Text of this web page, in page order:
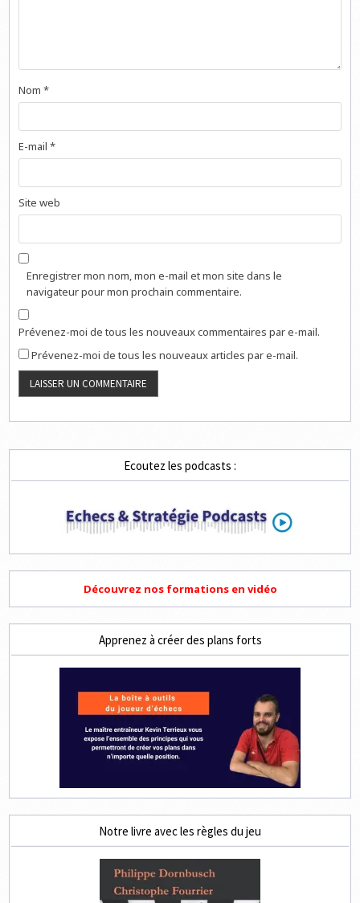
Nom*
E-mail*
Site web
Enregistrer mon nom, mon e-mail et mon site dans le
navigateur pour mon prochain commentaire.
Prévenez-moi de tous les nouveaux commentaires par e-mail.
Prévenez-moi de tous les nouveaux articles par e-mail.
Ecoutez les podcasts :
Découvrez nos formations en vidéo
Apprenez à créer des plans forts
Notre livre avec les règles du jeu